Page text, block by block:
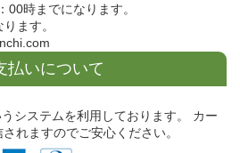
時までになります。
ます。
払いについて
システムを利用しております。 カー
れますのでご安心ください。